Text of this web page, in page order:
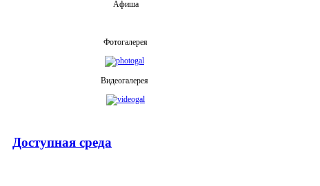
Афиша
Фотогалерея
Видеогалерея
Доступная среда